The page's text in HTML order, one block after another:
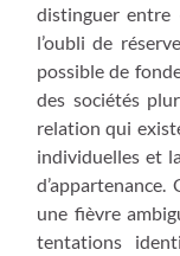
distinguer entre
l’oubli de
possible de
des sociétés
relation qui
individuelles et
une fièvre
tentations